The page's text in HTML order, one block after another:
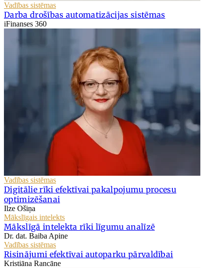
Vadības sistēmas
Darba drošības automatizācijas sistēmas
iFinanses 360
Vadības sistēmas
Digitālie rīki efektīvai pakalpojumu procesu
optimizēšanai
Ilze Ošiņa
Mākslīgais intelekts
Mākslīgā intelekta rīki līgumu analīzē
Dr. dat. Baiba Apine
Vadības sistēmas
Risinājumi efektīvai autoparku pārvaldībai
Kristiāna Rancāne